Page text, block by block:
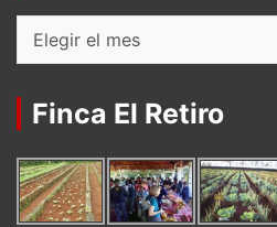
Finca El Retiro